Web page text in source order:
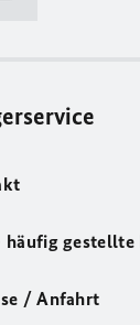
häufig gestellte
/ Anfahrt